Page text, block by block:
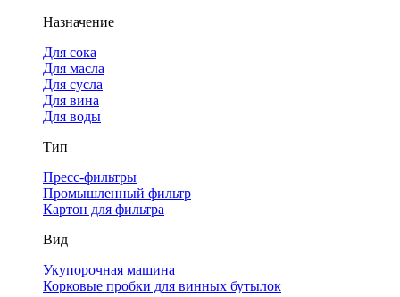
Назначение
Для сока
Для масла
Для сусла
Для вина
Для воды
Тип
Пресс-фильтры
Промышленный фильтр
Картон для фильтра
Вид
Укупорочная машина
Корковые пробки для винных бутылок